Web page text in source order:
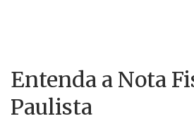
Entenda a Nota
Paulista